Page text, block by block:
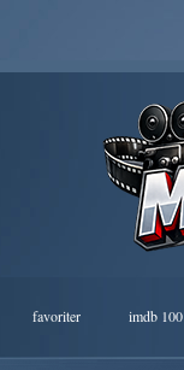
favoriter imdb 100